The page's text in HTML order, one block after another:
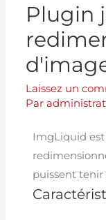
Plugin
Laissez un
Par
ImgLiquid
puissent tenir